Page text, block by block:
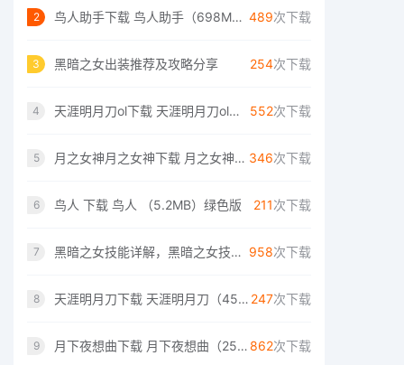
2 鸟人助手下载 鸟人助手（698MB）安卓版 489次下载
3 黑暗之女出装推荐及攻略分享 254次下载
4 天涯明月刀ol下载 天涯明月刀ol（69MB）绿色版 552次下载
5 月之女神月之女神下载 月之女神月之女神（36MB）wap版 346次下载
6 鸟人 下载 鸟人 （5.2MB）绿色版 211次下载
7 黑暗之女技能详解，黑暗之女技能介绍 958次下载
8 天涯明月刀下载 天涯明月刀（456MB）正式版 247次下载
9 月下夜想曲下载 月下夜想曲（25MB）PC版 862次下载